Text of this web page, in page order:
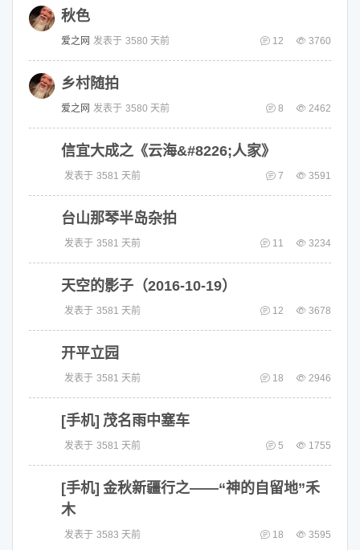
秋色
爱之网 发表于 3580 天前 12 3760
乡村随拍
爱之网 发表于 3580 天前 8 2462
信宜大成之《云海&#8226;人家》
发表于 3581 天前 7 3591
台山那琴半岛杂拍
发表于 3581 天前 11 3234
天空的影子（2016-10-19）
发表于 3581 天前 12 3678
开平立园
发表于 3581 天前 18 2946
[手机] 茂名雨中塞车
发表于 3581 天前 5 1755
[手机] 金秋新疆行之——“神的自留地”禾
木
发表于 3583 天前 18 3595